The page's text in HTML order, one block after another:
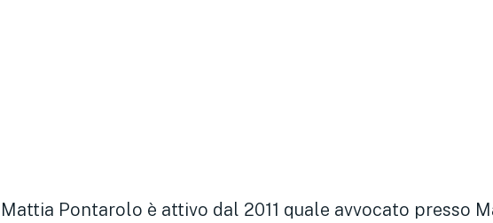
Mattia Pontarolo è attivo dal 2011 quale avvocato presso